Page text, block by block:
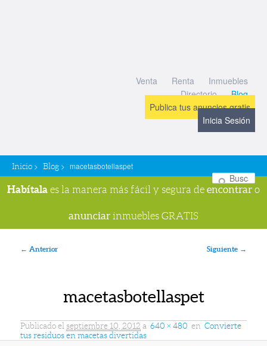
Venta Renta
Inmuebles
Directorio
Blog
Publica tus anuncios gratis
Inicia Sesión
Inicio > Blog > macetasbotellaspet
Habítala es la manera más fácil y segura de encontrar o
anunciar inmuebles GRATIS
Navegador de imágenes
← Anterior Siguiente →
macetasbotellaspet
Publicado el septiembre 10, 2012 a 640 × 480 en Convierte
tus residuos en macetas divertidas